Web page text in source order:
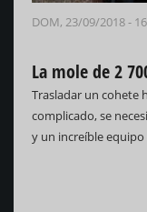
DOM, 23/09/2018 -
La mole de 2
Trasladar un cohete
complicado, se
y un increíble